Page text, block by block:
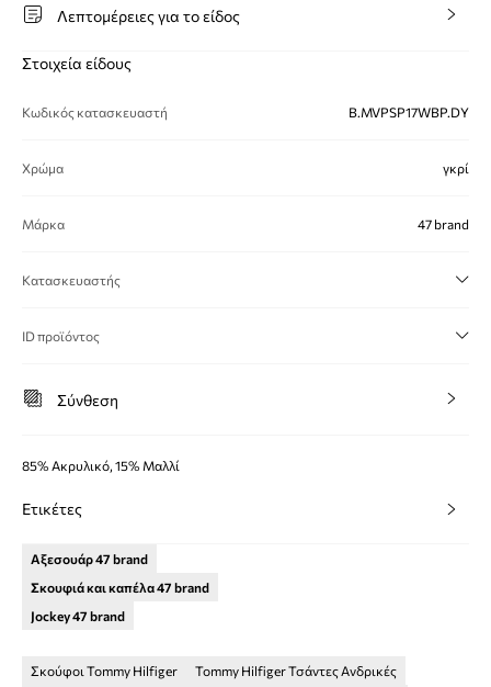
Λεπτομέρειες για το είδος
Στοιχεία είδους
Κωδικός κατασκευαστή B.MVPSP17WBP.DY
Χρώμα γκρί
Μάρκα 47 brand
Κατασκευαστής
ID προϊόντος
Σύνθεση
85% Ακρυλικό, 15% Μαλλί
Ετικέτες
Αξεσουάρ 47 brand
Σκουφιά και καπέλα 47 brand
Jockey 47 brand
Σκούφοι Tommy Hilfiger Tommy Hilfiger Τσάντες Ανδρικές